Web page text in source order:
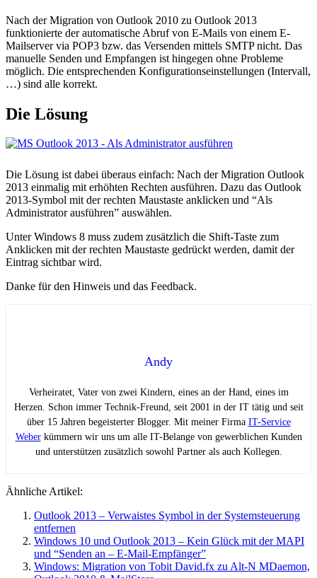
Nach der Migration von Outlook 2010 zu Outlook 2013
funktionierte der automatische Abruf von E-Mails von einem E-
Mailserver via POP3 bzw. das Versenden mittels SMTP nicht. Das
manuelle Senden und Empfangen ist hingegen ohne Probleme
möglich. Die entsprechenden Konfigurationseinstellungen (Intervall,
…) sind alle korrekt.
Die Lösung
Die Lösung ist dabei überaus einfach: Nach der Migration Outlook
2013 einmalig mit erhöhten Rechten ausführen. Dazu das Outlook
2013-Symbol mit der rechten Maustaste anklicken und “Als
Administrator ausführen” auswählen.
Unter Windows 8 muss zudem zusätzlich die Shift-Taste zum
Anklicken mit der rechten Maustaste gedrückt werden, damit der
Eintrag sichtbar wird.
Danke für den Hinweis und das Feedback.
Andy
Verheiratet, Vater von zwei Kindern, eines an der Hand, eines im
Herzen. Schon immer Technik-Freund, seit 2001 in der IT tätig und seit
über 15 Jahren begeisterter Blogger. Mit meiner Firma IT-Service
Weberkümmern wir uns um alle IT-Belange von gewerblichen Kunden
und unterstützen zusätzlich sowohl Partner als auch Kollegen.
Ähnliche Artikel:
Outlook 2013 – Verwaistes Symbol in der Systemsteuerung
entfernen
Windows 10 und Outlook 2013 – Kein Glück mit der MAPI
und “Senden an – E-Mail-Empfänger”
Windows: Migration von Tobit David.fx zu Alt-N MDaemon,